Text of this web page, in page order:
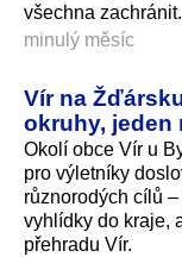
všechna zachránit.
minulý měsíc
Vír na
okruhy, jeden
Okolí obce Vír u
pro výletníky
různorodých cílů
vyhlídky do kraje,
přehradu Vír.